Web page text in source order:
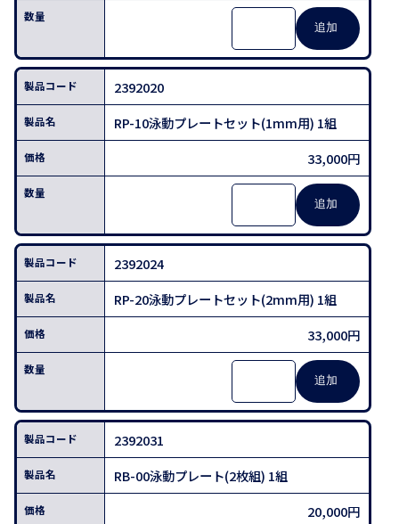
2392020
RP-10泳動プレートセット(1mm用) 1組
33,000円
2392024
RP-20泳動プレートセット(2mm用) 1組
33,000円
2392031
RB-00泳動プレート(2枚組) 1組
20,000円